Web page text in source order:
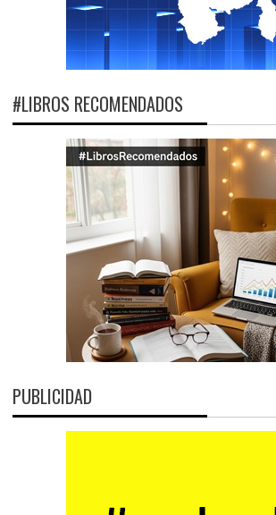
#LIBROS RECOMENDADOS
PUBLICIDAD